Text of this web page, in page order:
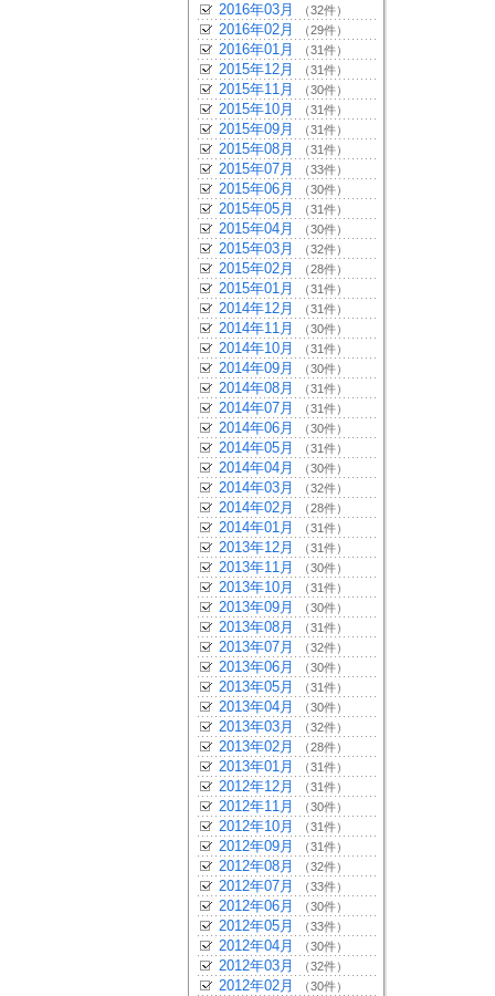
2016年03月 （32件）
2016年02月 （29件）
2016年01月 （31件）
2015年12月 （31件）
2015年11月 （30件）
2015年10月 （31件）
2015年09月 （31件）
2015年08月 （31件）
2015年07月 （33件）
2015年06月 （30件）
2015年05月 （31件）
2015年04月 （30件）
2015年03月 （32件）
2015年02月 （28件）
2015年01月 （31件）
2014年12月 （31件）
2014年11月 （30件）
2014年10月 （31件）
2014年09月 （30件）
2014年08月 （31件）
2014年07月 （31件）
2014年06月 （30件）
2014年05月 （31件）
2014年04月 （30件）
2014年03月 （32件）
2014年02月 （28件）
2014年01月 （31件）
2013年12月 （31件）
2013年11月 （30件）
2013年10月 （31件）
2013年09月 （30件）
2013年08月 （31件）
2013年07月 （32件）
2013年06月 （30件）
2013年05月 （31件）
2013年04月 （30件）
2013年03月 （32件）
2013年02月 （28件）
2013年01月 （31件）
2012年12月 （31件）
2012年11月 （30件）
2012年10月 （31件）
2012年09月 （31件）
2012年08月 （32件）
2012年07月 （33件）
2012年06月 （30件）
2012年05月 （33件）
2012年04月 （30件）
2012年03月 （32件）
2012年02月 （30件）